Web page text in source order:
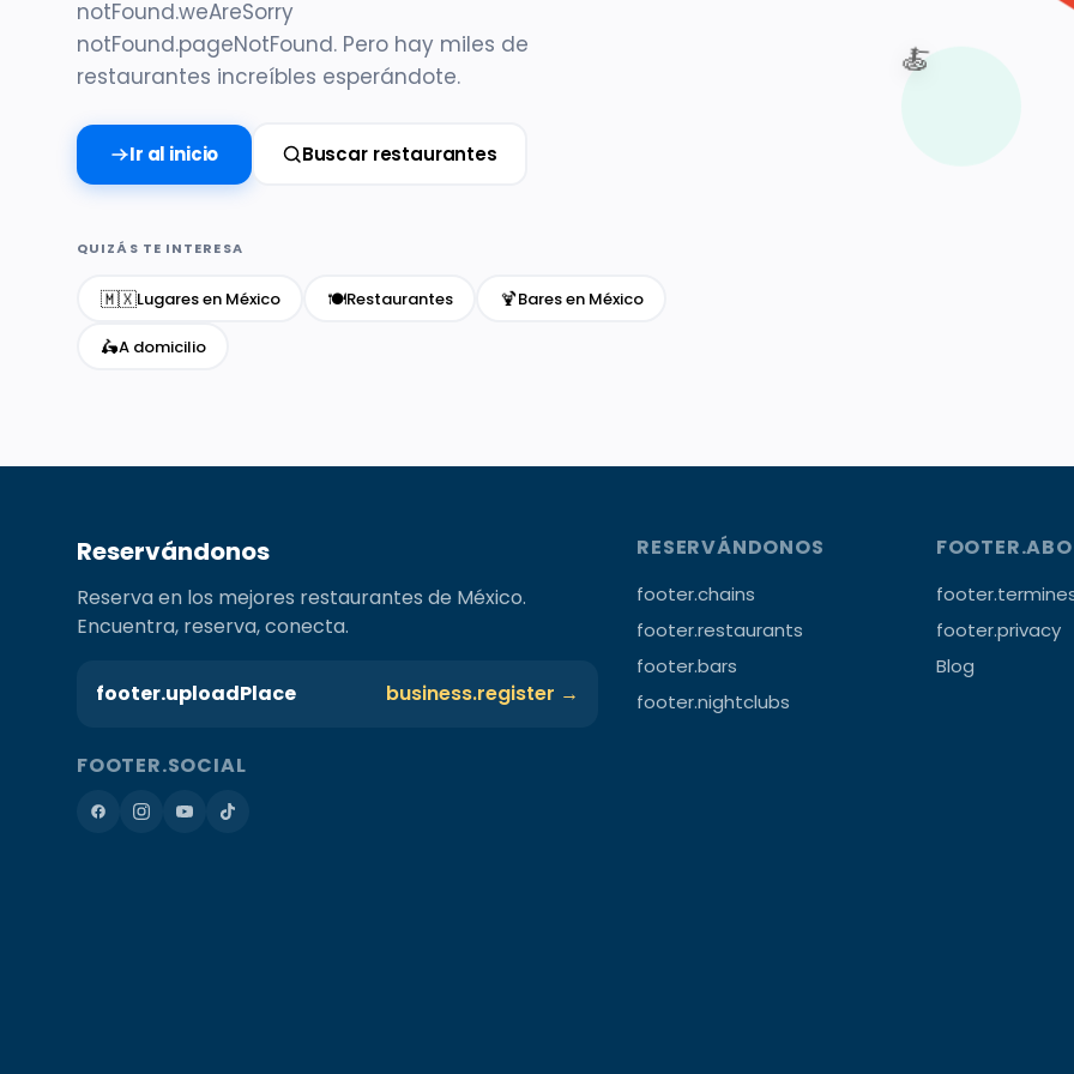
notFound.weAreSorry
notFound.pageNotFound. Pero hay miles de
restaurantes increíbles esperándote.
Ir al inicio Buscar restaurantes
QUIZÁS TE INTERESA
🇲🇽Lugares en México 🍽️Restaurantes 🍹Bares en México
🛵A domicilio
🍝
Reservándonos
Reserva en los mejores restaurantes de México.
Encuentra, reserva, conecta.
footer.uploadPlace business.register →
FOOTER.SOCIAL
RESERVÁNDONOS
footer.chains
footer.restaurants
footer.bars
footer.nightclubs
footer.privacy
Blog